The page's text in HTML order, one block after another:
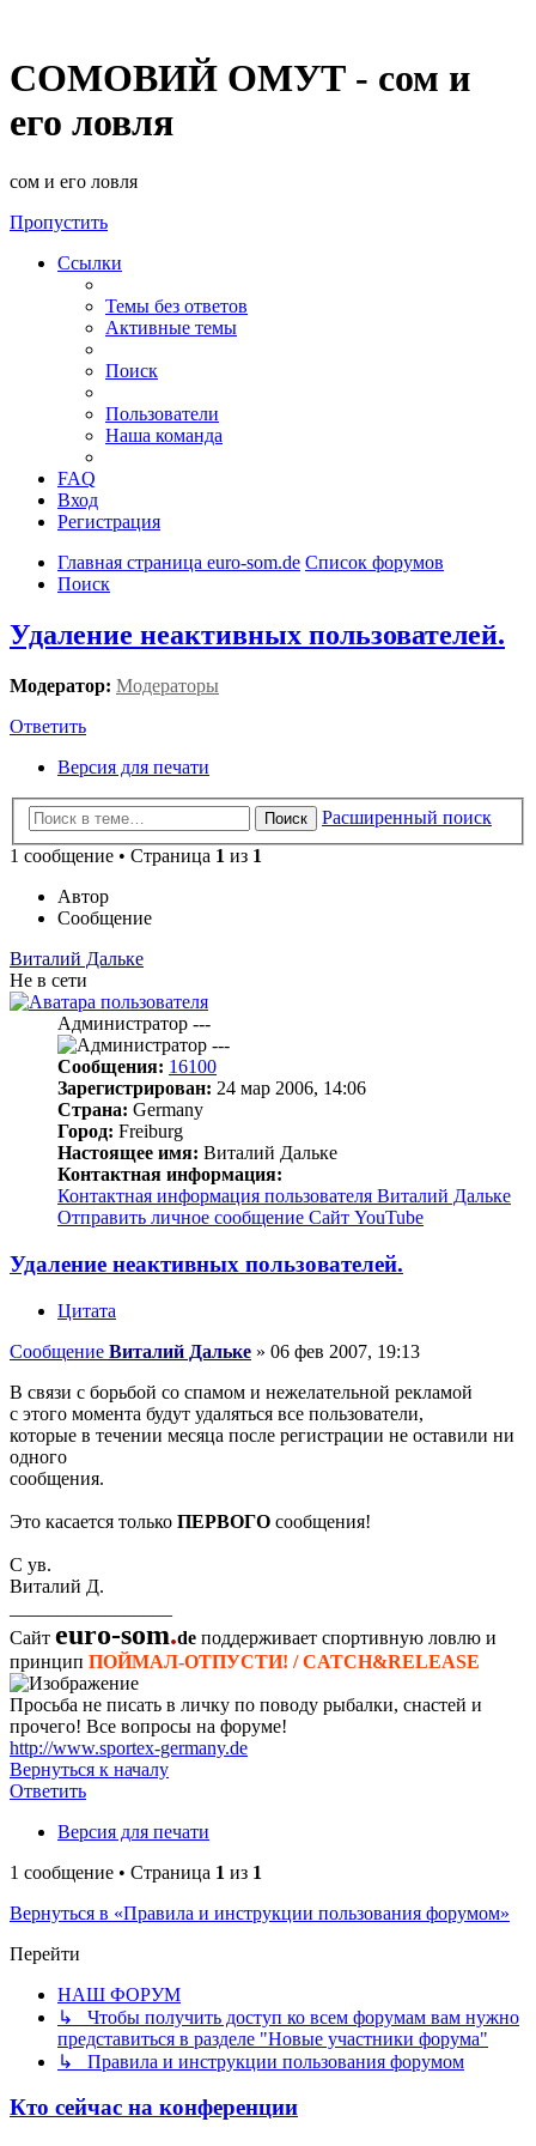
СОМОВИЙ ОМУТ - сом и
его ловля
сом и его ловля
Пропустить
Ссылки
Темы без ответов
Активные темы
Поиск
Пользователи
Наша команда
FAQ
Вход
Регистрация
Главная страница euro-som.de Список форумов
Поиск
Удаление неактивных пользователей.
Модератор: Модераторы
Ответить
Версия для печати
Поиск
Расширенный поиск
1 сообщение • Страница 1 из 1
Автор
Сообщение
Виталий Дальке
Не в сети
Администратор ---
Сообщения: 16100
Зарегистрирован: 24 мар 2006, 14:06
Страна: Germany
Город: Freiburg
Настоящее имя: Виталий Дальке
Контактная информация:
Контактная информация пользователя Виталий Дальке
Отправить личное сообщение Сайт YouTube
Удаление неактивных пользователей.
Цитата
Сообщение Виталий Дальке » 06 фев 2007, 19:13
В связи с борьбой со спамом и нежелательной рекламой
с этого момента будут удаляться все пользователи,
которые в течении месяца после регистрации не оставили ни
одного
сообщения.
Это касается только ПЕРВОГО сообщения!
С ув.
Виталий Д.
Сайт euro-som.de поддерживает спортивную ловлю и
принцип ПОЙМАЛ-ОТПУСТИ! / CATCH&RELEASE
Просьба не писать в личку по поводу рыбалки, снастей и
прочего! Все вопросы на форуме!
http://www.sportex-germany.de
Вернуться к началу
Ответить
Версия для печати
1 сообщение • Страница 1 из 1
Вернуться в «Правила и инструкции пользования форумом»
Перейти
НАШ ФОРУМ
↳ Чтобы получить доступ ко всем форумам вам нужно
представиться в разделе "Новые участники форума"
↳ Правила и инструкции пользования форумом
Кто сейчас на конференции